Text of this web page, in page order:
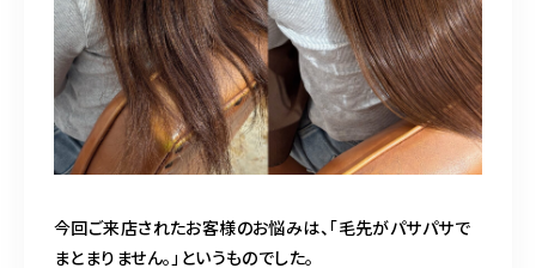
今回ご来店されたお客様のお悩みは、「毛先がパサパサで
まとまりません。」というものでした。